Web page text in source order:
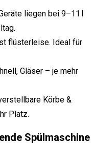
liegen bei 9–11 l
flüsterleise. Ideal für
Gläser – je mehr
Körbe &
Platz.
Spülmaschine